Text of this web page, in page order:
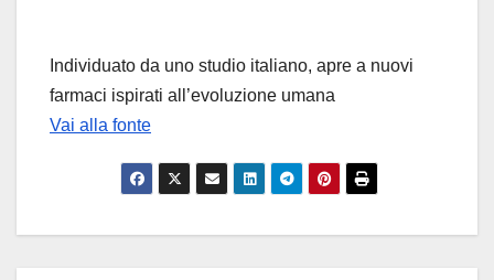
Individuato da uno studio italiano, apre a nuovi
farmaci ispirati all’evoluzione umana
Vai alla fonte